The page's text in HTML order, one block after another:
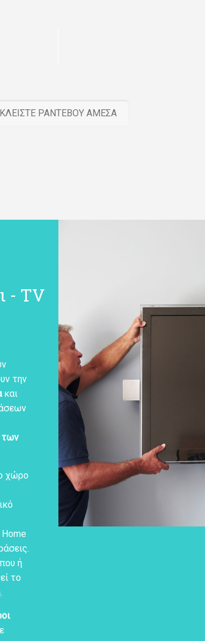
ΚΛΕΙΣΤΕ ΡΑΝΤΕΒΟΥ ΑΜΕΣΑ
- TV
την
και
των
χώρο
ή
το